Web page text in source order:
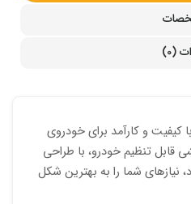
(0)
کیفیت و کارآمد برای خودروی
تنظیم خودرو، با طراحی
نیازهای شما را به بهترین شکل